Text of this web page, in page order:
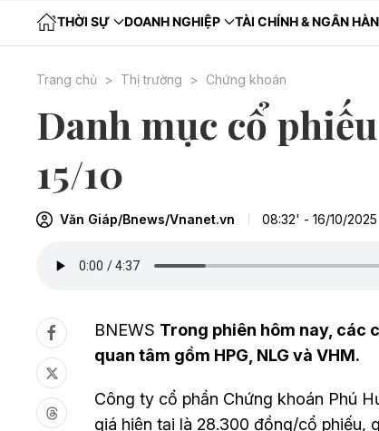
THỜI SỰ DOANH NGHIỆP TÀI CHÍNH & NGÂN
Trang chủ Thị trường Chứng khoán
Danh mục cổ
15/10
Văn Giáp/Bnews/Vnanet.vn 08:32' - 16/10/2025
BNEWS Trong phiên hôm nay, các
quan tâm gồm HPG, NLG và VHM.
Công ty cổ phần Chứng khoán Phú
giá hiện tại là 28.300 đồng/cổ phiếu,